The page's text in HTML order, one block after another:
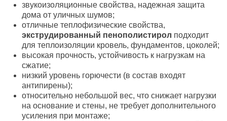
звукоизоляционные свойства, надежная защита
дома от уличных шумов;
отличные теплофизические свойства,
экструдированный пенополистирол подходит
для теплоизоляции кровель, фундаментов, цоколей;
высокая прочность, устойчивость к нагрузкам на
сжатие;
низкий уровень горючести (в состав входят
антипирены);
относительно небольшой вес, что снижает нагрузки
на основание и стены, не требует дополнительного
усиления при монтаже;